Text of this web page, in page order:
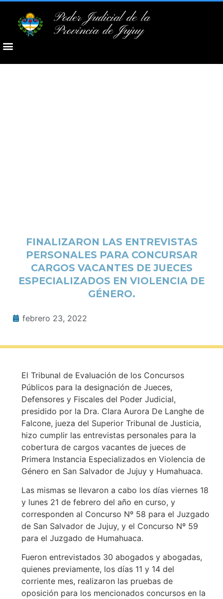
Poder Judicial de la
Provincia de Jujuy
FINALIZARON LAS ENTREVISTAS
PERSONALES PARA CONCURSAR
CARGOS VACANTES DE JUECES
ESPECIALIZADOS EN VIOLENCIA DE
GÉNERO.
febrero 23, 2022
El Tribunal de Evaluación de los Concursos
Públicos para la designación de Jueces,
Defensores y Fiscales del Poder Judicial,
presidido por la Dra. Clara Aurora De Langhe de
Falcone, jueza del Superior Tribunal de Justicia,
hizo cumplir las entrevistas personales para la
cobertura de cargos vacantes de jueces de
Primera Instancia Especializados en Violencia de
Género en San Salvador de Jujuy y Humahuaca.
Las mismas se llevaron a cabo los días viernes 18
y lunes 21 de febrero del año en curso, y
corresponden al Concurso Nº 58 para el Juzgado
de San Salvador de Jujuy, y el Concurso Nº 59
para el Juzgado de Humahuaca.
Fueron entrevistados 30 abogados y abogadas,
quienes previamente, los días 11 y 14 del
corriente mes, realizaron las pruebas de
oposición para los mencionados concursos en la